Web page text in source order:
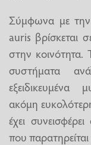
Σύμφωνα με
auris βρίσκεται
στην κοινότητα.
συστήματα
εξειδικευμένα
ακόμη
έχει
που παρατηρείται